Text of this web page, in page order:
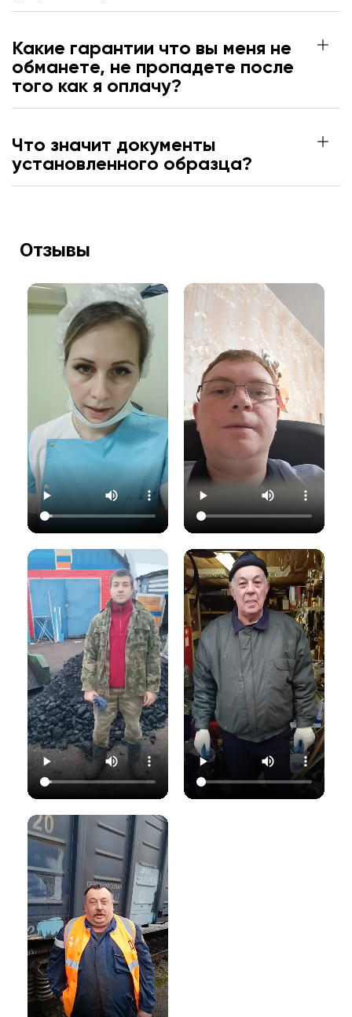
Какие гарантии что вы меня не
обманете, не пропадете после
того как я оплачу?
Что значит документы
установленного образца?
Отзывы